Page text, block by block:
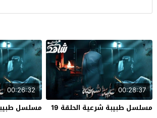
00:28:37
مسلسل طبيبة شرعية الحلقة 19
00:26:32
مسلسل